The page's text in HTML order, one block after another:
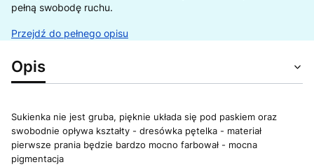
pełną swobodę ruchu.
Przejdź do pełnego opisu
Opis
Sukienka nie jest gruba, pięknie układa się pod paskiem oraz
swobodnie opływa kształty - dresówka pętelka - materiał
pierwsze prania będzie bardzo mocno farbował - mocna
pigmentacja